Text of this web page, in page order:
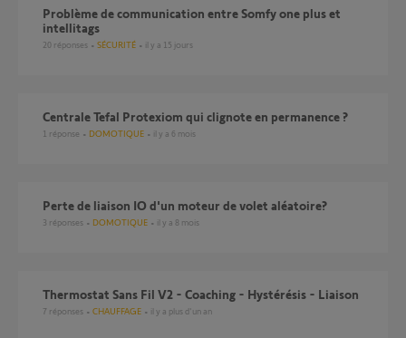
Problème de communication entre Somfy one plus et
intellitags
20 réponses SÉCURITÉ il y a 15 jours
Centrale Tefal Protexiom qui clignote en permanence ?
1 réponse DOMOTIQUE il y a 6 mois
perte de liaison IO d'un moteur de volet aléatoire?
3 réponses DOMOTIQUE il y a 8 mois
Thermostat Sans Fil V2 - Coaching - Hystérésis - Liaison
7 réponses CHAUFFAGE il y a plus d'un an